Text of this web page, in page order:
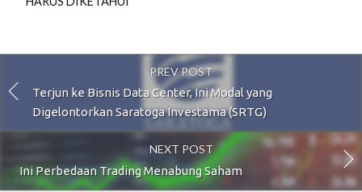
PREV POST
Terjun ke Bisnis Data Center, Ini Modal yang
Digelontorkan Saratoga Investama (SRTG)
NEXT POST
Ini Perbedaan Trading Menabung Saham